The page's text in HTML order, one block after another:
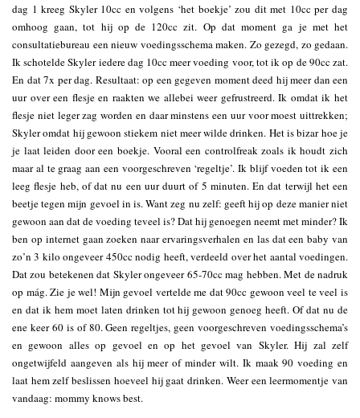
dag 1 kreeg Skyler 10cc en volgens ‘het boekje’ zou dit met 10cc per dag
omhoog gaan, tot hij op de 120cc zit. Op dat moment ga je met het
consultatiebureau een nieuw voedingsschema maken. Zo gezegd, zo gedaan.
Ik schotelde Skyler iedere dag 10cc meer voeding voor, tot ik op de 90cc zat.
En dat 7x per dag. Resultaat: op een gegeven moment deed hij meer dan een
uur over een flesje en raakten we allebei weer gefrustreerd. Ik omdat ik het
flesje niet leger zag worden en daar minstens een uur voor moest uittrekken;
Skyler omdat hij gewoon stiekem niet meer wilde drinken. Het is bizar hoe je
je laat leiden door een boekje. Vooral een controlfreak zoals ik houdt zich
maar al te graag aan een voorgeschreven ‘regeltje’. Ik blijf voeden tot ik een
leeg flesje heb, of dat nu een uur duurt of 5 minuten. En dat terwijl het een
beetje tegen mijn gevoel in is. Want zeg nu zelf: geeft hij op deze manier niet
gewoon aan dat de voeding teveel is? Dat hij genoegen neemt met minder? Ik
ben op internet gaan zoeken naar ervaringsverhalen en las dat een baby van
zo’n 3 kilo ongeveer 450cc nodig heeft, verdeeld over het aantal voedingen.
Dat zou betekenen dat Skyler ongeveer 65-70cc mag hebben. Met de nadruk
op mág. Zie je wel! Mijn gevoel vertelde me dat 90cc gewoon veel te veel is
en dat ik hem moet laten drinken tot hij gewoon genoeg heeft. Of dat nu de
ene keer 60 is of 80. Geen regeltjes, geen voorgeschreven voedingsschema’s
en gewoon alles op gevoel en op het gevoel van Skyler. Hij zal zelf
ongetwijfeld aangeven als hij meer of minder wilt. Ik maak 90 voeding en
laat hem zelf beslissen hoeveel hij gaat drinken. Weer een leermomentje van
vandaag: mommy knows best.